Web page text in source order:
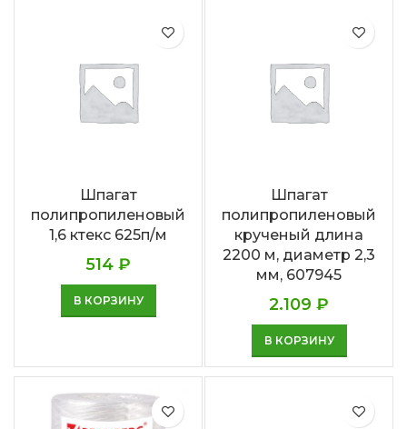
Шпагат
полипропиленовый
1,6 ктекс 625п/м
514 ₽
В КОРЗИНУ
Шпагат
полипропиленовый
крученый длина
2200 м, диаметр 2,3
мм, 607945
2.109 ₽
В КОРЗИНУ